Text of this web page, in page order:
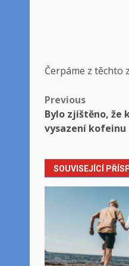
Čerpáme z těchto
Post
navigation
Previous
Bylo zjištěno, že
vysazení kofeinu
SOUVISEJÍCÍ